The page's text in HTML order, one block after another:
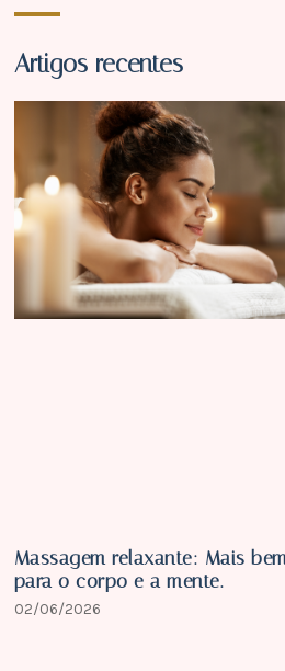
Artigos recentes
Massagem relaxante: Mais
para o corpo e a mente.
02/06/2026